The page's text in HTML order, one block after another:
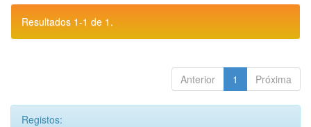
Resultados 1-1 de 1.
Anterior 1 Próxima
Registos: